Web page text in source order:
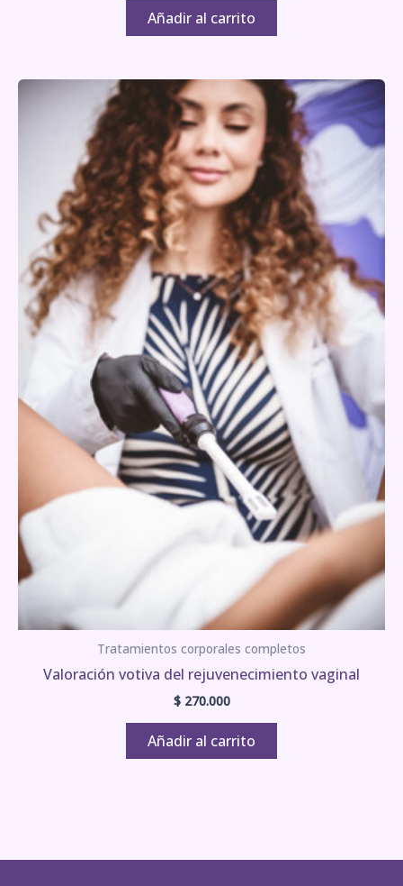
Añadir al carrito
Tratamientos corporales completos
Valoración votiva del rejuvenecimiento vaginal
$270.000
Añadir al carrito